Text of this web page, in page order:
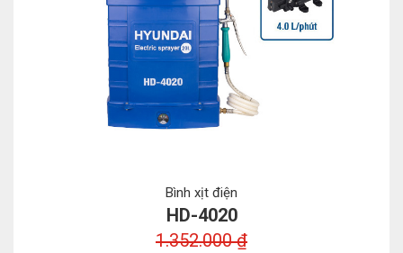
Bình xịt điện
HD-4020
1.352.000 ₫